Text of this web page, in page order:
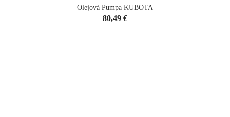
Olejová Pumpa KUBOTA
Cena
80,49 €